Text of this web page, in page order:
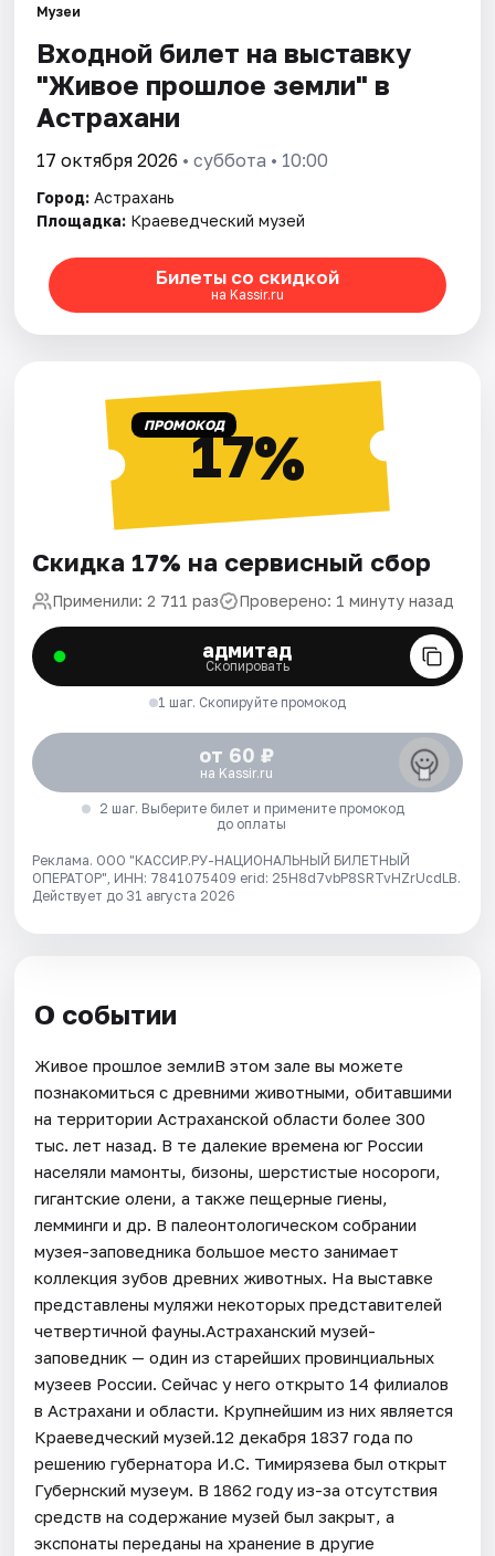
Музеи
Входной билет на выставку
"Живое прошлое земли" в
Астрахани
17 октября 2026 • суббота • 10:00
Город: Астрахань
Площадка: Краеведческий музей
Билеты со скидкой
на Kassir.ru
ПРОМОКОД17%
Скидка 17% на сервисный сбор
Применили: 2 711 раз Проверено: 1 минуту назад
адмитад
Скопировать
1 шаг. Скопируйте промокод
от 60 ₽
на Kassir.ru
2 шаг. Выберите билет и примените промокод
до оплаты
Реклама. ООО "КАССИР.РУ-НАЦИОНАЛЬНЫЙ БИЛЕТНЫЙ
ОПЕРАТОР", ИНН: 7841075409 erid: 25H8d7vbP8SRTvHZrUcdLB.
Действует до 31 августа 2026
О событии
Живое прошлое землиВ этом зале вы можете
познакомиться с древними животными, обитавшими
на территории Астраханской области более 300
тыс. лет назад. В те далекие времена юг России
населяли мамонты, бизоны, шерстистые носороги,
гигантские олени, а также пещерные гиены,
лемминги и др. В палеонтологическом собрании
музея-заповедника большое место занимает
коллекция зубов древних животных. На выставке
представлены муляжи некоторых представителей
четвертичной фауны.Астраханский музей-
заповедник — один из старейших провинциальных
музеев России. Сейчас у него открыто 14 филиалов
в Астрахани и области. Крупнейшим из них является
Краеведческий музей.12 декабря 1837 года по
решению губернатора И.С. Тимирязева был открыт
Губернский музеум. В 1862 году из-за отсутствия
средств на содержание музей был закрыт, а
экспонаты переданы на хранение в другие